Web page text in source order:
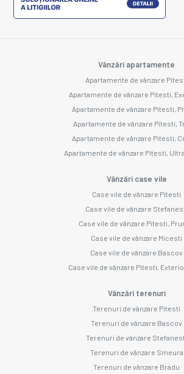
Vânzări apartamente
Apartamente de vânzare
Apartamente de vânzare Pitesti,
Apartamente de vânzare Pitesti,
Apartamente de vânzare Pitesti,
Apartamente de vânzare Pitesti,
Apartamente de vânzare Pitesti,
Vânzări case vile
Case vile de vânzare Pitesti
Case vile de vânzare
Case vile de vânzare Pitesti,
Case vile de vânzare Micesti
Case vile de vânzare Bascov
Case vile de vânzare Pitesti,
Vânzări terenuri
Terenuri de vânzare Pitesti
Terenuri de vânzare Bascov
Terenuri de vânzare
Terenuri de vânzare Smeura
Terenuri de vânzare Bradu